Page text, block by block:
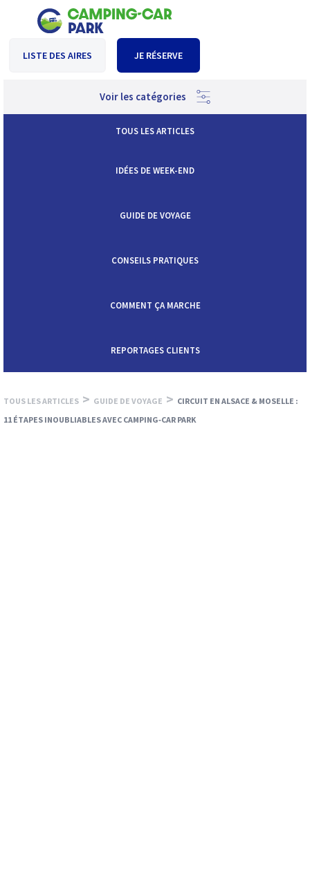
LISTE DES AIRES JE RÉSERVE
Voir les catégories
TOUS LES ARTICLES
IDÉES DE WEEK-END
GUIDE DE VOYAGE
CONSEILS PRATIQUES
COMMENT ÇA MARCHE
REPORTAGES CLIENTS
TOUS LES ARTICLES > GUIDE DE VOYAGE > CIRCUIT EN ALSACE & MOSELLE :
11 ÉTAPES INOUBLIABLES AVEC CAMPING‑CAR PARK